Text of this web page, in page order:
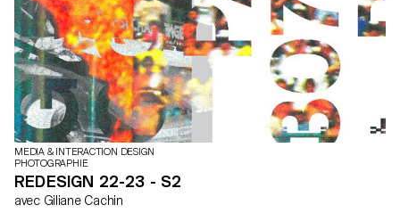
MEDIA & INTERACTION DESIGN
PHOTOGRAPHIE
REDESIGN 22-23 - S2
avec Giliane Cachin